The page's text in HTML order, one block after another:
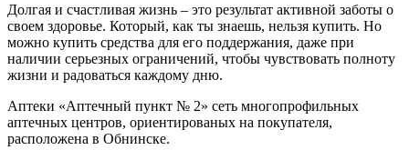
Долгая и счастливая жизнь – это результат активной заботы о
своем здоровье. Который, как ты знаешь, нельзя купить. Но
можно купить средства для его поддержания, даже при
наличии серьезных ограничений, чтобы чувствовать полноту
жизни и радоваться каждому дню.
Аптеки «Аптечный пункт № 2» сеть многопрофильных
аптечных центров, ориентированых на покупателя,
расположена в Обнинске.